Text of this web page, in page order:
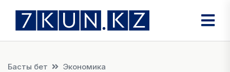
Басты бет
Экономика